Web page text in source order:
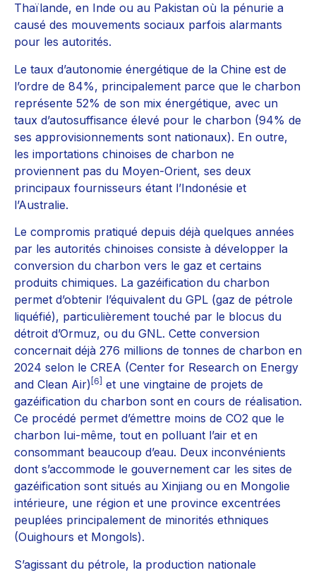
Thaïlande, en Inde ou au Pakistan où la pénurie a
causé des mouvements sociaux parfois alarmants
pour les autorités.
Le taux d’autonomie énergétique de la Chine est de
l’ordre de 84%, principalement parce que le charbon
représente 52% de son mix énergétique, avec un
taux d’autosuffisance élevé pour le charbon (94% de
ses approvisionnements sont nationaux). En outre,
les importations chinoises de charbon ne
proviennent pas du Moyen-Orient, ses deux
principaux fournisseurs étant l’Indonésie et
l’Australie.
Le compromis pratiqué depuis déjà quelques années
par les autorités chinoises consiste à développer la
conversion du charbon vers le gaz et certains
produits chimiques. La gazéification du charbon
permet d’obtenir l’équivalent du GPL (gaz de pétrole
liquéfié), particulièrement touché par le blocus du
détroit d’Ormuz, ou du GNL. Cette conversion
concernait déjà 276 millions de tonnes de charbon en
2024 selon le CREA (Center for Research on Energy
and Clean Air) [6]
et une vingtaine de projets de
gazéification du charbon sont en cours de réalisation.
Ce procédé permet d’émettre moins de CO2 que le
charbon lui-même, tout en polluant l’air et en
consommant beaucoup d’eau. Deux inconvénients
dont s’accommode le gouvernement car les sites de
gazéification sont situés au Xinjiang ou en Mongolie
intérieure, une région et une province excentrées
peuplées principalement de minorités ethniques
(Ouighours et Mongols).
S’agissant du pétrole, la production nationale